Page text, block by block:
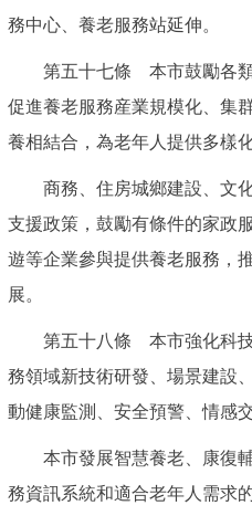
務中心、養老服務站延伸。
第五十七條 本市鼓勵各類
促進養老服務産業規模化、集
養相結合，為老年人提供多樣
商務、住房城鄉建設、文化
支援政策，鼓勵有條件的家政
遊等企業參與提供養老服務，
展。
第五十八條 本市強化科技
務領域新技術研發、場景建設
動健康監測、安全預警、情感
本市發展智慧養老、康復輔
務資訊系統和適合老年人需求